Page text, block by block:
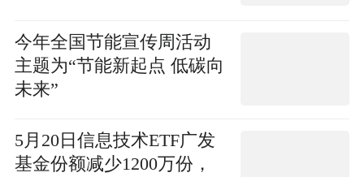
今年全国节能宣传周活动
主题为“节能新起点 低碳向
未来”
5月20日信息技术ETF广发
基金份额减少1200万份，